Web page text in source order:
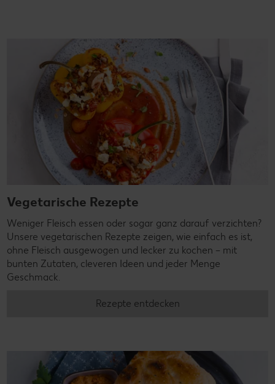
Vegetarische Rezepte
Weniger Fleisch essen oder sogar ganz darauf verzichten?
Unsere vegetarischen Rezepte zeigen, wie einfach es ist,
ohne Fleisch ausgewogen und lecker zu kochen – mit
bunten Zutaten, cleveren Ideen und jeder Menge
Geschmack.
Rezepte entdecken